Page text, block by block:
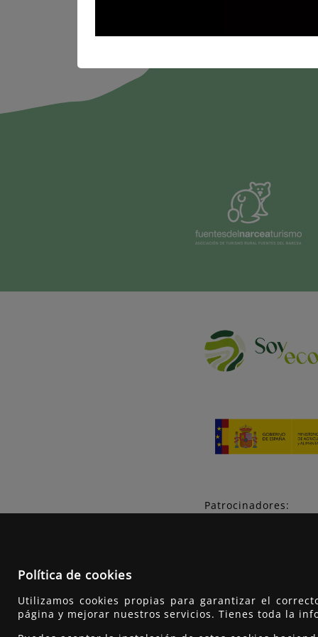
Patrocinadores:
Política de cookies
Utilizamos cookies propias para garantizar el
página y mejorar nuestros servicios. Tienes toda la